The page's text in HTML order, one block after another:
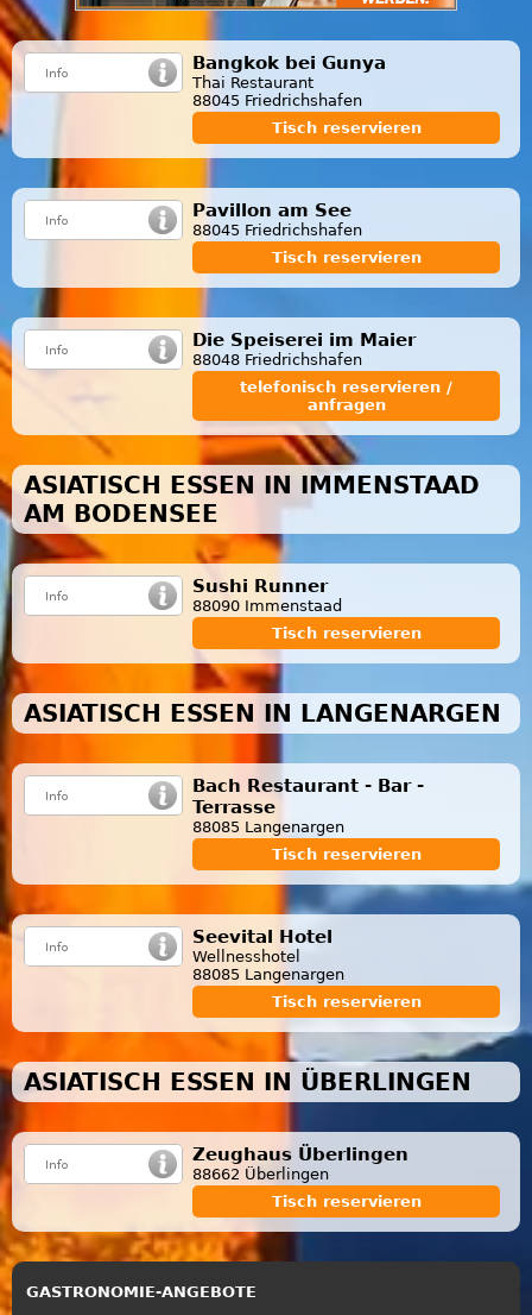
Bangkok bei Gunya
Thai Restaurant
88045 Friedrichshafen
Tisch reservieren
Pavillon am See
88045 Friedrichshafen
Tisch reservieren
Die Speiserei im Maier
88048 Friedrichshafen
telefonisch reservieren /
anfragen
ASIATISCH ESSEN IN IMMENSTAAD
AM BODENSEE
Sushi Runner
88090 Immenstaad
Tisch reservieren
ASIATISCH ESSEN IN LANGENARGEN
Bach Restaurant - Bar -
Terrasse
88085 Langenargen
Tisch reservieren
Seevital Hotel
Wellnesshotel
88085 Langenargen
Tisch reservieren
ASIATISCH ESSEN IN ÜBERLINGEN
Zeughaus Überlingen
88662 Überlingen
Tisch reservieren
GASTRONOMIE-ANGEBOTE